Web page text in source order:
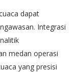
dapat
Integrasi
medan operasi
yang presisi